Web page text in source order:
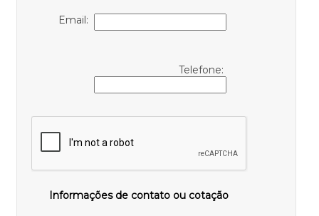
Email:
Telefone:
Informações de contato ou cotação